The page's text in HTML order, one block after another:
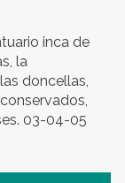
inca de
la
doncellas,
03-04-05